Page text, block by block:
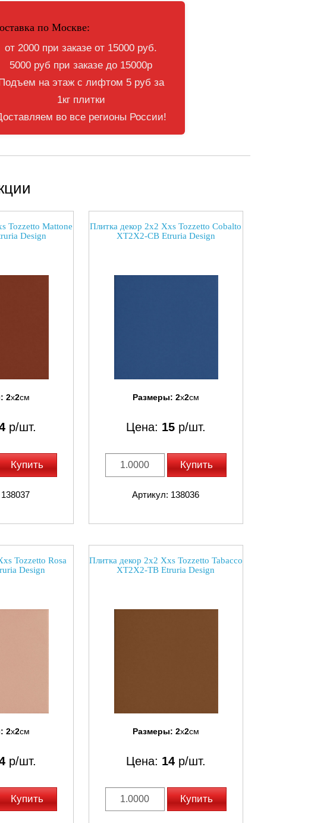
по Москве:
от 2000 при заказе от 15000 руб.
5000 руб при заказе до 15000р
на этаж с лифтом 5 руб за
1кг плитки
во все регионы России!
Tozzetto Mattone
Design
2x2см
р/шт.
Купить
Плитка декор 2x2 Xxs Tozzetto Cobalto
XT2X2-CB Etruria Design
Размеры: 2x2см
Цена: 15р/шт.
Купить
Артикул: 138036
Tozzetto Rosa
Design
2x2см
р/шт.
Купить
Плитка декор 2x2 Xxs Tozzetto Tabacco
XT2X2-TB Etruria Design
Размеры: 2x2см
Цена: 14р/шт.
Купить